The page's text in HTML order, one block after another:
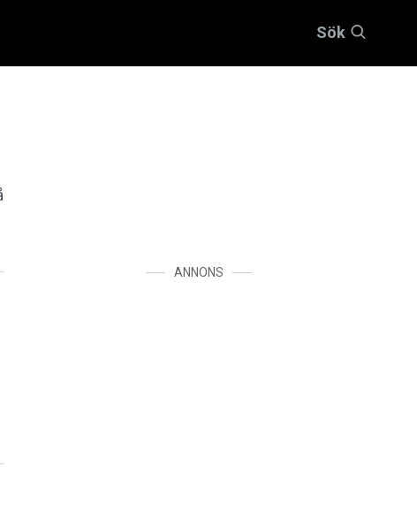
Sök
ANNONS